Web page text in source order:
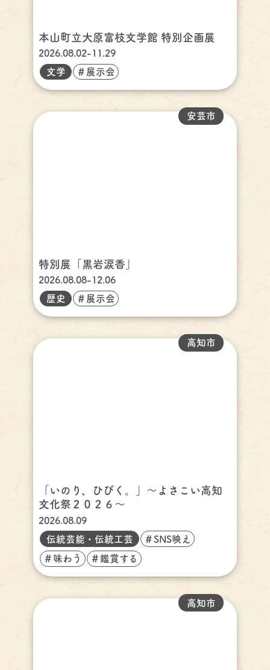
本山町立大原富枝文学館 特別企画展
2026.08.02-11.29
文学
＃展示会
特別展「黒岩涙香」
安芸市
2026.08.08-12.06
歴史
＃展示会
「いのり、ひびく。」～よさこい高知
文化祭２０２６～
高知市
2026.08.09
伝統芸能・伝統工芸
＃SNS映え
＃味わう ＃鑑賞する
高知市